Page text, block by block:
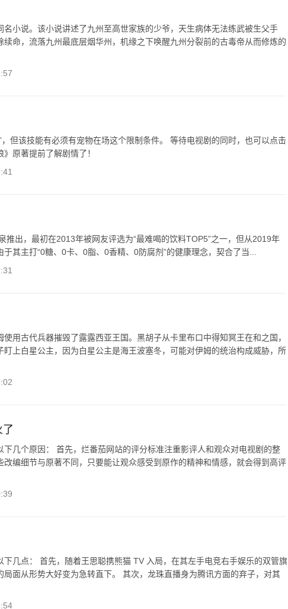
名小说。该小说讲述了九州至高世家族的少爷，天生病体无法练武被生父手
续命，流落九州最底层烟华州，机缘之下唤醒九州分裂前的古毒帝从而修炼的
，但该技能有必须有宠物在场这个限制条件。 等待电视剧的同时，也可以点击
原著提前了解剧情了！
推出，最初在2013年被网友评选为“最难喝的饮料TOP5”之一，但从2019年
其主打“0糖、0卡、0脂、0香精、0防腐剂”的健康理念，契合了当...
用古代兵器摧毁了露露西亚王国。黑胡子从卡里布口中得知冥王在和之国，
盯上白星公主，因为白星公主是海王波塞冬，可能对伊姆的统治构成威胁，所
下几个原因： 首先，烂番茄网站的评分标准注重影评人和观众对电视剧的整
改编细节与原著不同，只要能让观众感受到原作的精神和情感，就会得到高评
下几点： 首先，随着王思聪携熊猫 TV 入局，在其左手电竞右手娱乐的双管旗
局面从形势大好变为急转直下。 其次，龙珠直播身为腾讯方面的弃子，对其